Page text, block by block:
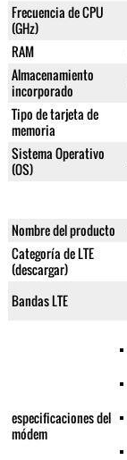
Frecuencia de CPU
(GHz)
RAM
Almacenamiento
incorporado
Tipo de tarjeta de
memoria
Sistema Operativo
(OS)
Nombre del producto
Categoría de LTE
(descargar)
Bandas LTE
especificaciones del
módem